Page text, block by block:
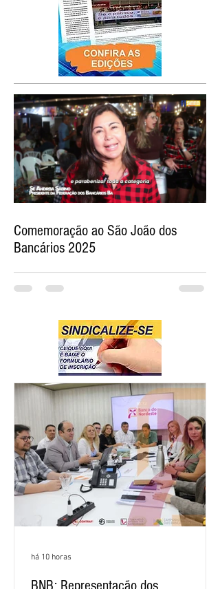
Comemoração ao São João dos
Bancários 2025
há 10 horas